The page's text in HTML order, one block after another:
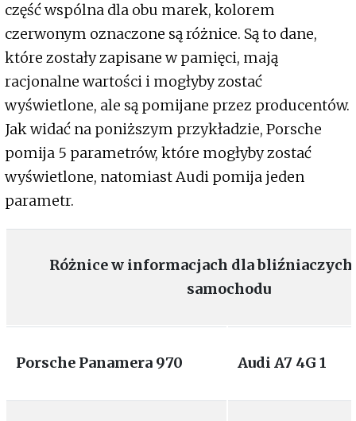
część wspólna dla obu marek, kolorem
czerwonym oznaczone są różnice. Są to dane,
które zostały zapisane w pamięci, mają
racjonalne wartości i mogłyby zostać
wyświetlone, ale są pomijane przez producentów.
Jak widać na poniższym przykładzie, Porsche
pomija 5 parametrów, które mogłyby zostać
wyświetlone, natomiast Audi pomija jeden
parametr.
Różnice w informacjach dla
samochodu
Porsche Panamera 970 Audi A7 4G 1